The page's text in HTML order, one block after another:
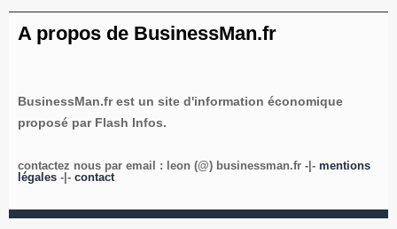
A propos de BusinessMan.fr
BusinessMan.fr est un site d'information économique
proposé par Flash Infos.
contactez nous par email : leon (@) businessman.fr -|- mentions
légales -|- contact